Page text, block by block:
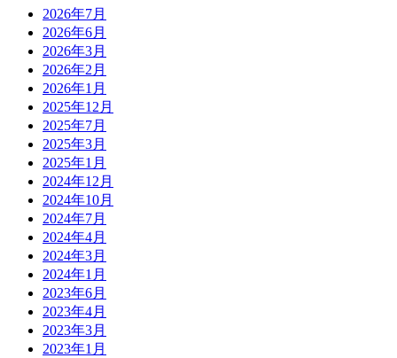
2026年7月
2026年6月
2026年3月
2026年2月
2026年1月
2025年12月
2025年7月
2025年3月
2025年1月
2024年12月
2024年10月
2024年7月
2024年4月
2024年3月
2024年1月
2023年6月
2023年4月
2023年3月
2023年1月